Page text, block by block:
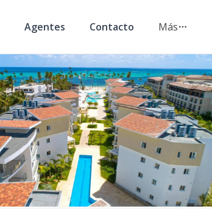
Agentes Contacto Más